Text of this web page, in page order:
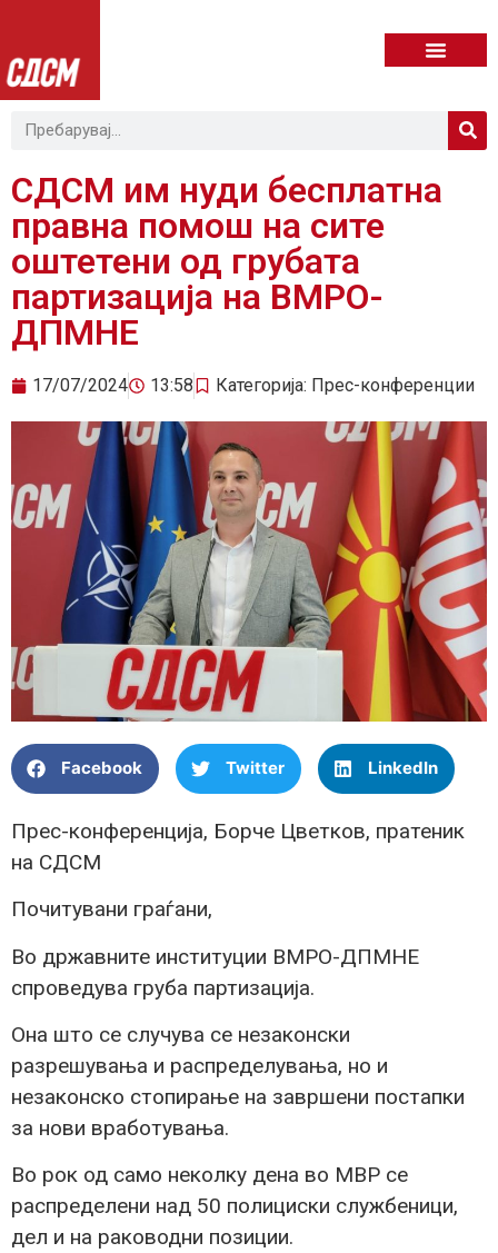
СДСМ им нуди бесплатна
правна помош на сите
оштетени од грубата
партизација на ВМРО-
ДПМНЕ
17/07/2024 13:58 Категорија: Прес-конференции
Facebook Twitter LinkedIn
Прес-конференција, Борче Цветков, пратеник
на СДСМ
Почитувани граѓани,
Во државните институции ВМРО-ДПМНЕ
спроведува груба партизација.
Она што се случува се незаконски
разрешувања и распределувања, но и
незаконско стопирање на завршени постапки
за нови вработувања.
Во рок од само неколку дена во МВР се
распределени над 50 полициски службеници,
дел и на раководни позиции.